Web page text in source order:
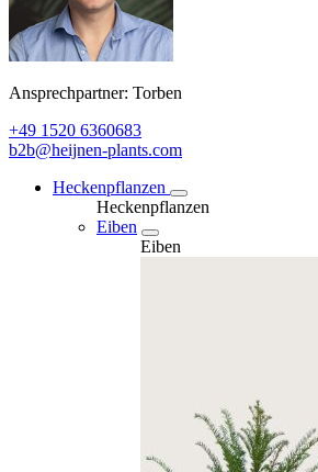
Ansprechpartner: Torben
+49 1520 6360683
b2b@heijnen-plants.com
Heckenpflanzen
Heckenpflanzen
Eiben
Eiben